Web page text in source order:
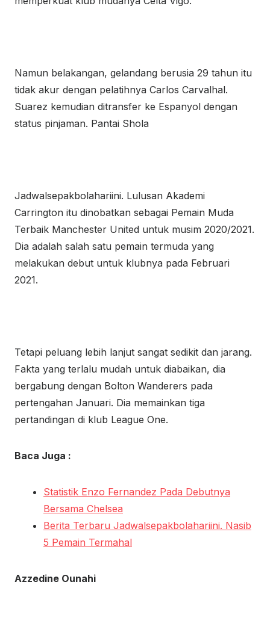
Namun belakangan, gelandang berusia 29 tahun itu
tidak akur dengan pelatihnya Carlos Carvalhal.
Suarez kemudian ditransfer ke Espanyol dengan
status pinjaman. Pantai Shola
Jadwalsepakbolahariini. Lulusan Akademi
Carrington itu dinobatkan sebagai Pemain Muda
Terbaik Manchester United untuk musim 2020/2021.
Dia adalah salah satu pemain termuda yang
melakukan debut untuk klubnya pada Februari
2021.
Tetapi peluang lebih lanjut sangat sedikit dan jarang.
Fakta yang terlalu mudah untuk diabaikan, dia
bergabung dengan Bolton Wanderers pada
pertengahan Januari. Dia memainkan tiga
pertandingan di klub League One.
Baca Juga :
Statistik Enzo Fernandez Pada Debutnya
Bersama Chelsea
Berita Terbaru Jadwalsepakbolahariini. Nasib
5 Pemain Termahal
Azzedine Ounahi